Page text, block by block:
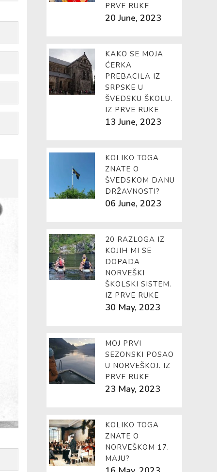
PRVE RUKE
20 June, 2023
KAKO SE MOJA
ĆERKA
PREBACILA IZ
SRPSKE U
ŠVEDSKU ŠKOLU.
IZ PRVE RUKE
13 June, 2023
KOLIKO TOGA
ZNATE O
ŠVEDSKOM DANU
DRŽAVNOSTI?
06 June, 2023
20 RAZLOGA IZ
KOJIH MI SE
DOPADA
NORVEŠKI
ŠKOLSKI SISTEM.
IZ PRVE RUKE
30 May, 2023
MOJ PRVI
SEZONSKI POSAO
U NORVEŠKOJ. IZ
PRVE RUKE
23 May, 2023
KOLIKO TOGA
ZNATE O
NORVEŠKOM 17.
MAJU?